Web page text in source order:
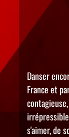
Danser
France et
s'aimer, de